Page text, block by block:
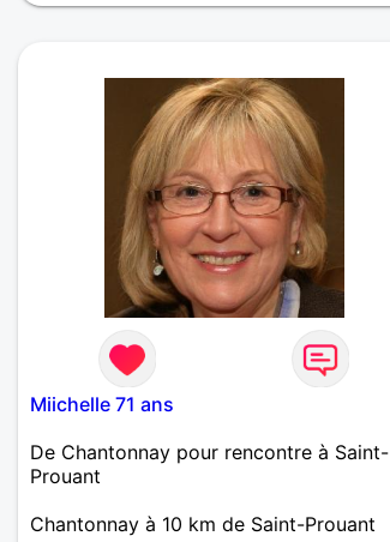
Miichelle 71 ans
De Chantonnay pour rencontre à Saint-
Prouant
Chantonnay à 10 km de Saint-Prouant